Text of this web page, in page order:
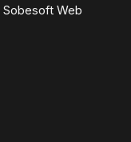
Sobesoft Web